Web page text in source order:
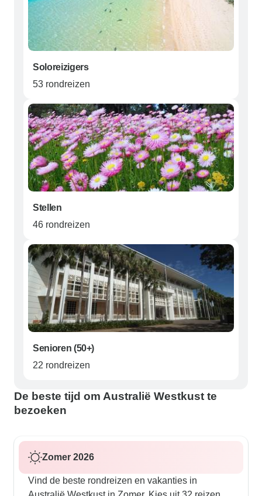
Soloreizigers
53 rondreizen
Stellen
46 rondreizen
Senioren (50+)
22 rondreizen
De beste tijd om Australië Westkust te
bezoeken
Zomer 2026
Vind de beste rondreizen en vakanties in